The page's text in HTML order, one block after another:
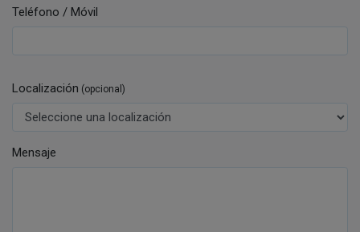
Teléfono / Móvil
Localización (opcional)
Mensaje